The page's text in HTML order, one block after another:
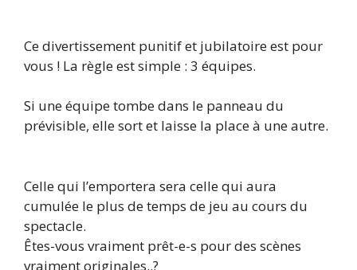
Ce divertissement punitif et jubilatoire est pour
vous ! La règle est simple : 3 équipes.
Si une équipe tombe dans le panneau du
prévisible, elle sort et laisse la place à une autre.
Celle qui l’emportera sera celle qui aura
cumulée le plus de temps de jeu au cours du
spectacle.
Êtes-vous vraiment prêt-e-s pour des scènes
vraiment originales..?